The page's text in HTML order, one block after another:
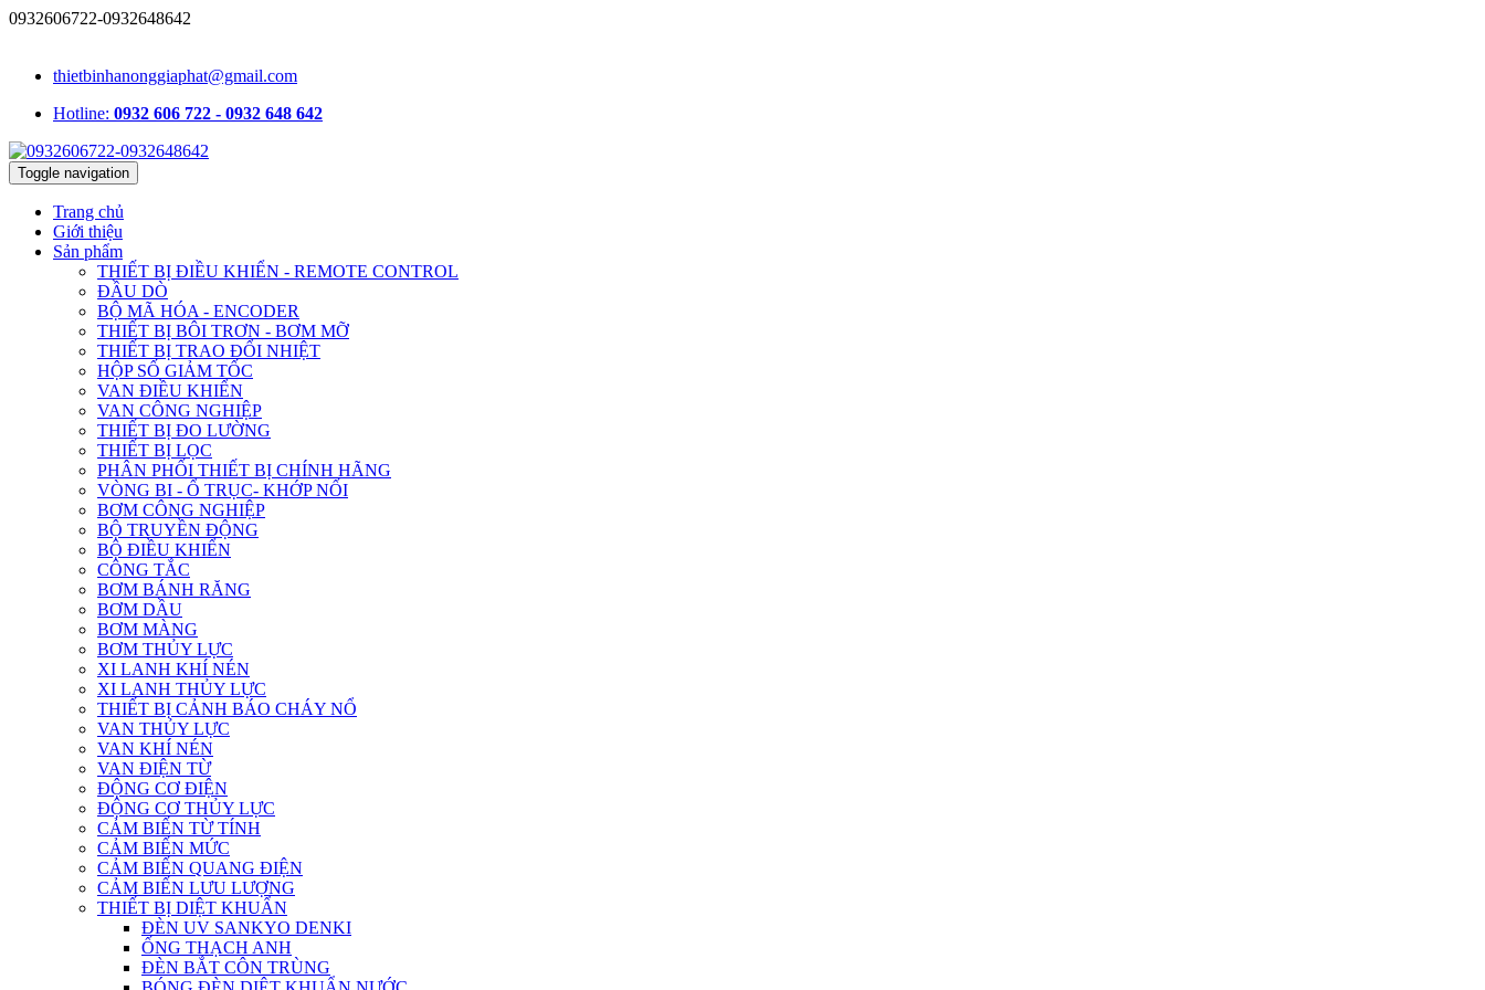
0932606722-0932648642
thietbinhanonggiaphat@gmail.com
Hotline: 0932 606 722 - 0932 648 642
Toggle navigation
Trang chủ
Giới thiệu
Sản phẩm
THIẾT BỊ ĐIỀU KHIỂN - REMOTE CONTROL
ĐẦU DÒ
BỘ MÃ HÓA - ENCODER
THIẾT BỊ BÔI TRƠN - BƠM MỠ
THIẾT BỊ TRAO ĐỔI NHIỆT
HỘP SỐ GIẢM TỐC
VAN ĐIỀU KHIỂN
VAN CÔNG NGHIỆP
THIẾT BỊ ĐO LƯỜNG
THIẾT BỊ LỌC
PHÂN PHỐI THIẾT BỊ CHÍNH HÃNG
VÒNG BI - Ổ TRỤC- KHỚP NỐI
BƠM CÔNG NGHIỆP
BỘ TRUYỀN ĐỘNG
BỘ ĐIỀU KHIỂN
CÔNG TẮC
BƠM BÁNH RĂNG
BƠM DẦU
BƠM MÀNG
BƠM THỦY LỰC
XI LANH KHÍ NÉN
XI LANH THỦY LỰC
THIẾT BỊ CẢNH BÁO CHÁY NỔ
VAN THỦY LỰC
VAN KHÍ NÉN
VAN ĐIỆN TỪ
ĐỘNG CƠ ĐIỆN
ĐỘNG CƠ THỦY LỰC
CẢM BIẾN TỪ TÍNH
CẢM BIẾN MỨC
CẢM BIẾN QUANG ĐIỆN
CẢM BIẾN LƯU LƯỢNG
THIẾT BỊ DIỆT KHUẨN
ĐÈN UV SANKYO DENKI
ỐNG THẠCH ANH
ĐÈN BẮT CÔN TRÙNG